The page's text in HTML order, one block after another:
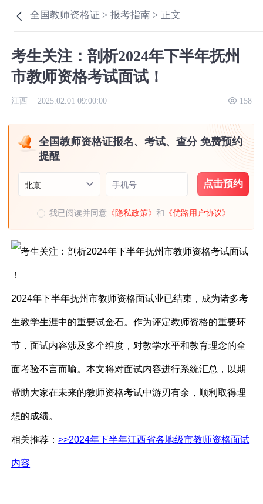
全国教师资格证 >报考指南 > 正文
考生关注：剖析2024年下半年抚州
市教师资格考试面试！
江西 · 2025.02.01 09:00:00 158
全国教师资格证报名、考试、查分 免费预约
提醒
北京 手机号 点击预约
我已阅读并同意 《隐私政策》和 《优路用户协议》
2024年下半年抚州市教师资格面试业已结束，成为诸多考
生教学生涯中的重要试金石。作为评定教师资格的重要环
节，面试内容涉及多个维度，对教学水平和教育理念的全
面考验不言而喻。本文将对面试内容进行系统汇总，以期
帮助大家在未来的教师资格考试中游刃有余，顺利取得理
想的成绩。
相关推荐：>>2024年下半年江西省各地级市教师资格面试
内容